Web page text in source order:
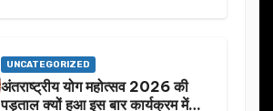
UNCATEGORIZED
अंतराष्ट्रीय योग महोत्सव 2026 की
पड़ताल क्यों हुआ इस बार कार्यक्रम में